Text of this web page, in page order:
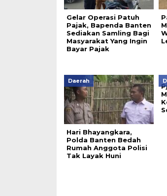
Gelar Operasi Patuh
Pajak, Bapenda Banten
Sediakan Samling Bagi
Masyarakat Yang Ingin
Bayar Pajak
Daerah
Hari Bhayangkara,
Polda Banten Bedah
Rumah Anggota Polisi
Tak Layak Huni